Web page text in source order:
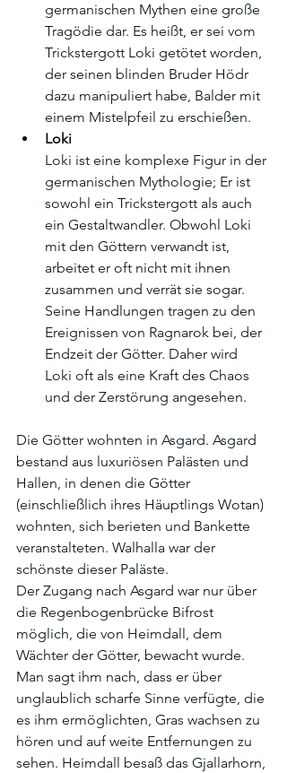
germanischen Mythen eine große
Tragödie dar. Es heißt, er sei vom
Trickstergott Loki getötet worden,
der seinen blinden Bruder Hödr
dazu manipuliert habe, Balder mit
einem Mistelpfeil zu erschießen.
Loki
Loki ist eine komplexe Figur in der
germanischen Mythologie; Er ist
sowohl ein Trickstergott als auch
ein Gestaltwandler. Obwohl Loki
mit den Göttern verwandt ist,
arbeitet er oft nicht mit ihnen
zusammen und verrät sie sogar.
Seine Handlungen tragen zu den
Ereignissen von Ragnarok bei, der
Endzeit der Götter. Daher wird
Loki oft als eine Kraft des Chaos
und der Zerstörung angesehen.
Die Götter wohnten in Asgard. Asgard
bestand aus luxuriösen Palästen und
Hallen, in denen die Götter
(einschließlich ihres Häuptlings Wotan)
wohnten, sich berieten und Bankette
veranstalteten. Walhalla war der
schönste dieser Paläste.
Der Zugang nach Asgard war nur über
die Regenbogenbrücke Bifrost
möglich, die von Heimdall, dem
Wächter der Götter, bewacht wurde.
Man sagt ihm nach, dass er über
unglaublich scharfe Sinne verfügte, die
es ihm ermöglichten, Gras wachsen zu
hören und auf weite Entfernungen zu
sehen. Heimdall besaß das Gjallarhorn,